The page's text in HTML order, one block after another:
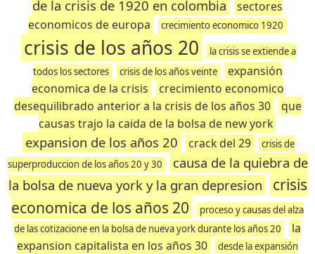
de la crisis de 1920 en colombia
sectores
economicos de europa
crecimiento economico 1920
crisis de los años 20
la crisis se extiende a
todos los sectores
crisis de los años veinte
expansión
economica de la crisis
crecimiento economico
desequilibrado anterior a la crisis de los años 30
que
causas trajo la caida de la bolsa de new york
expansion de los años 20 crack del 29
crisis de
superproduccion de los años 20 y 30
causa de la quiebra de
la bolsa de nueva york y la gran depresion
crisis
economica de los años 20
proceso y causas del alza
de las cotizacione en la bolsa de nueva york durante los años 20
la
expansion capitalista en los años 30
desde la expansión